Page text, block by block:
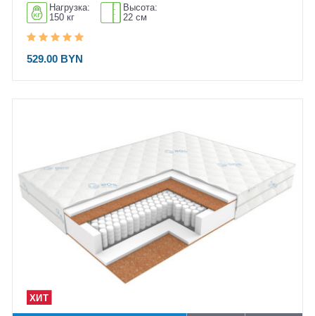
Нагрузка:
150 кг
Высота:
22 см
529.00 BYN